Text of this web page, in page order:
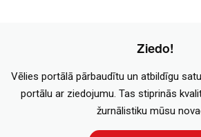
Ziedo!
Vēlies portālā pārbaudītu un atbildīgu
portālu ar ziedojumu. Tas stiprinās
žurnālistiku mūsu